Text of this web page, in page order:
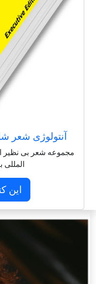
آنتولوژی شعر
این